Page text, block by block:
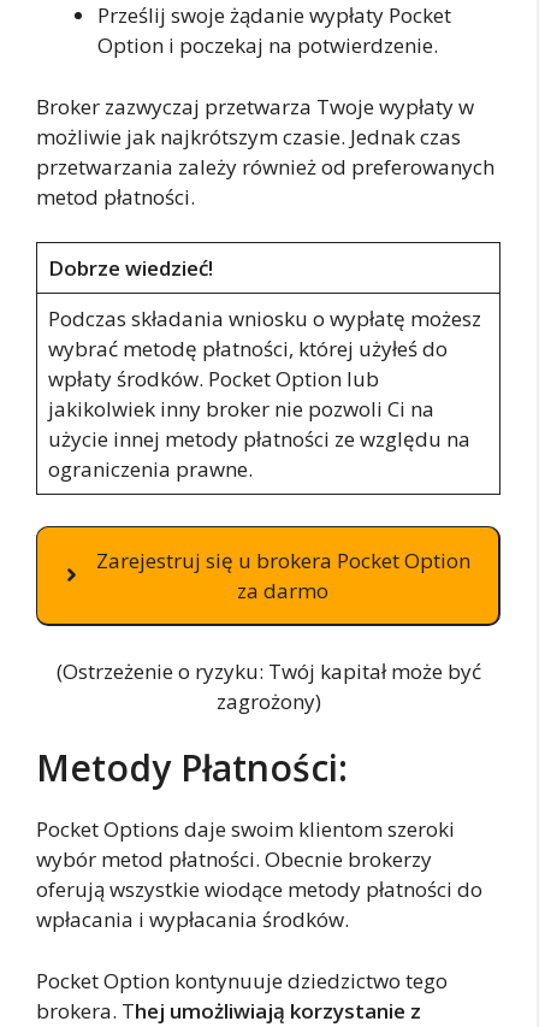
Prześlij swoje żądanie wypłaty Pocket
Option i poczekaj na potwierdzenie.
Broker zazwyczaj przetwarza Twoje wypłaty w
możliwie jak najkrótszym czasie. Jednak czas
przetwarzania zależy również od preferowanych
metod płatności.
Dobrze wiedzieć!
Podczas składania wniosku o wypłatę możesz
wybrać metodę płatności, której użyłeś do
wpłaty środków. Pocket Option lub
jakikolwiek inny broker nie pozwoli Ci na
użycie innej metody płatności ze względu na
ograniczenia prawne.
Zarejestruj się u brokera Pocket Option
za darmo
(Ostrzeżenie o ryzyku: Twój kapitał może być
zagrożony)
Metody Płatności:
Pocket Options daje swoim klientom szeroki
wybór metod płatności. Obecnie brokerzy
oferują wszystkie wiodące metody płatności do
wpłacania i wypłacania środków.
Pocket Option kontynuuje dziedzictwo tego
brokera. Thej umożliwiają korzystanie z